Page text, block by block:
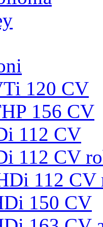
120 CV
156 CV
112 CV
112 CV
112 CV
150 CV